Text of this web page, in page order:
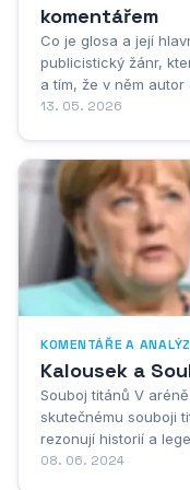
komentářem
Co je glosa a její
publicistický žánr,
a tím, že v něm
o krátký komentář k
13. 05. 2026
KOMENTÁŘE A
Kalousek a
Souboj titánů V
skutečnému souboji
rezonují historií a
rozhodne o
08. 06. 2024